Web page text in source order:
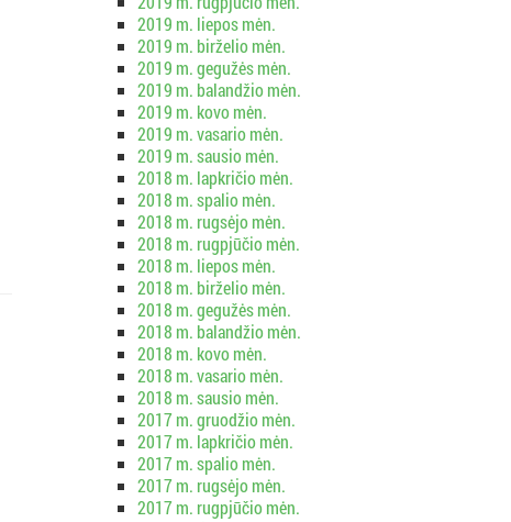
2019 m. liepos mėn.
2019 m. birželio mėn.
2019 m. gegužės mėn.
2019 m. balandžio mėn.
2019 m. kovo mėn.
2019 m. vasario mėn.
2019 m. sausio mėn.
2018 m. lapkričio mėn.
2018 m. spalio mėn.
2018 m. rugsėjo mėn.
2018 m. rugpjūčio mėn.
2018 m. liepos mėn.
2018 m. birželio mėn.
2018 m. gegužės mėn.
2018 m. balandžio mėn.
2018 m. kovo mėn.
2018 m. vasario mėn.
2018 m. sausio mėn.
2017 m. gruodžio mėn.
2017 m. lapkričio mėn.
2017 m. spalio mėn.
2017 m. rugsėjo mėn.
2017 m. rugpjūčio mėn.